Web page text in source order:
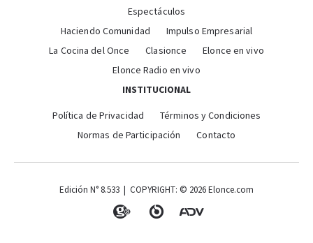
Espectáculos
Haciendo Comunidad
Impulso Empresarial
La Cocina del Once
Clasionce
Elonce en vivo
Elonce Radio en vivo
INSTITUCIONAL
Política de Privacidad
Términos y Condiciones
Normas de Participación
Contacto
Edición N° 8.533 | COPYRIGHT: © 2026 Elonce.com